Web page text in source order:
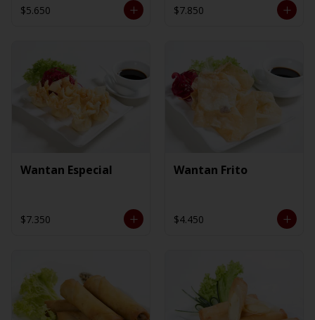
$5.650 $7.850
Wantan Especial
$7.350
Wantan Frito
$4.450